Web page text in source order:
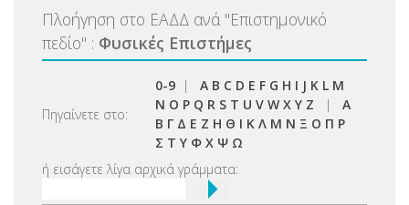
Πλοήγηση στο ΕΑΔΔ ανά "Επιστημονικό
πεδίο" : Φυσικές Επιστήμες
Πηγαίνετε στο:
0-9 | A B C D E F G H I J K L M
N O P Q R S T U V W X Y Z | Α
Β Γ Δ Ε Ζ Η Θ Ι Κ Λ Μ Ν Ξ Ο Π Ρ
Σ Τ Υ Φ Χ Ψ Ω
ή εισάγετε λίγα αρχικά γράμματα: